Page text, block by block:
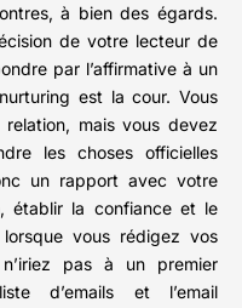
à bien des égards.
de votre lecteur de
par l’affirmative à un
est la cour. Vous
mais vous devez
les choses officielles
un rapport avec votre
établir la confiance et le
vous rédigez vos
pas à un premier
d’emails et l’email